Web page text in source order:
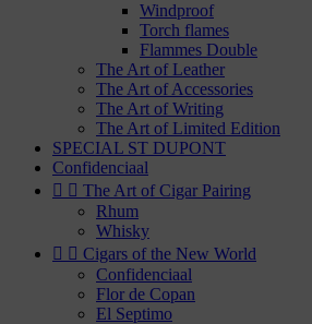
Windproof
Torch flames
Flammes Double
The Art of Leather
The Art of Accessories
The Art of Writing
The Art of Limited Edition
SPECIAL ST DUPONT
Confidenciaal
  The Art of Cigar Pairing
Rhum
Whisky
  Cigars of the New World
Confidenciaal
Flor de Copan
El Septimo